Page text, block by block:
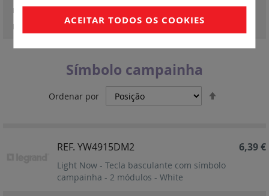
Símbolo campainha
Ordenar por
REF. YW4915DM2
Light Now - Tecla basculante com símbolo
campainha - 2 módulos - White
6,39 €
Light Now - LEDs para mecanismos
Light Now - acessórios(3)
ACEITAR TODOS OS COOKIES